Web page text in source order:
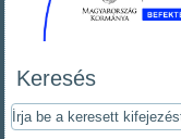
Keresés